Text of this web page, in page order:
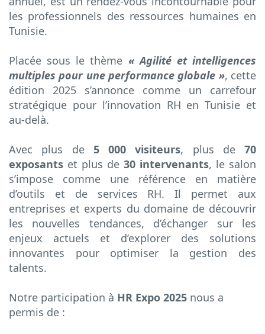
les professionnels des ressources humaines en
Tunisie.
Placée sous le thème « Agilité et intelligences
multiples pour une performance globale », cette
édition 2025 s’annonce comme un carrefour
stratégique pour l’innovation RH en Tunisie et
au-delà.
Avec plus de 5 000 visiteurs, plus de 70
exposants et plus de 30 intervenants, le salon
s’impose comme une référence en matière
d’outils et de services RH. Il permet aux
entreprises et experts du domaine de découvrir
les nouvelles tendances, d’échanger sur les
enjeux actuels et d’explorer des solutions
innovantes pour optimiser la gestion des
talents.
Notre participation à HR Expo 2025 nous a
permis de :